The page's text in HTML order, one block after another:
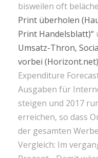
bisweilen oft
Print überholen
Print Handelsblatt)“
Umsatz-Thron,
vorbei
Expenditure
Ausgaben für
steigen und 2017
erreichen, so dass
der gesamten
Vergleich: Im